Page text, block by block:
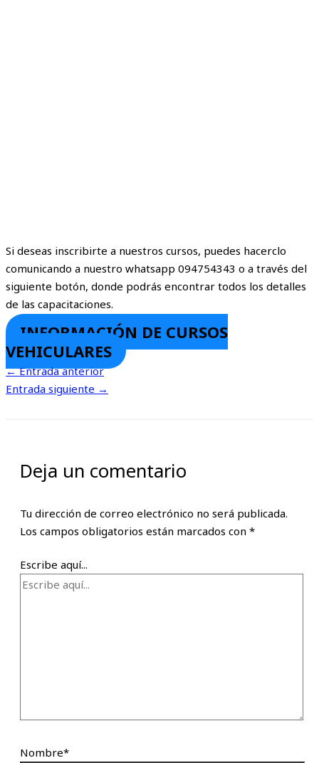
Si deseas inscribirte a nuestros cursos, puedes hacerclo
comunicando a nuestro whatsapp 094754343 o a través del
siguiente botón, donde podrás encontrar todos los detalles
de las capacitaciones.
INFORMACIÓN DE CURSOS
VEHICULARES
←Entrada anterior
Entrada siguiente →
Deja un comentario
Tu dirección de correo electrónico no será publicada.
Los campos obligatorios están marcados con *
Escribe aquí...
Nombre*